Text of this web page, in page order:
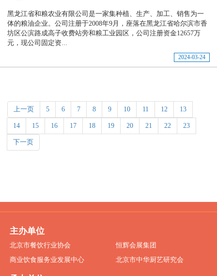
黑龙江省和粮农业有限公司是一家集种植、生产、加工、销售为一
体的粮油企业。公司注册于2008年9月，座落在黑龙江省哈尔滨市香
坊区公滨路成高子收费站旁和粮工业园区，公司注册资金12657万
元，现公司固定资...
2024-03-24
上一页 5 6 7 8 9 10 11 12 13
14 15 16 17 18 19 20 21 22 23
下一页
主办单位
北京市餐饮行业协会
恒辉会展集团
商业饮食服务业发展中心
北京市中华厨艺研究会